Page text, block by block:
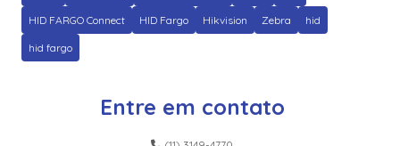
– P/ Central Ds-Pha64 Ax Hybrid
Modulo De Comunicacao Gprs Hikvision Ds-Pm2-G P/ Ax
Hybrid Pro
433Mhz – P/ Central Ds-Pha64 Ax Hybrid
Modulo Expansor Pgm (8 Saidas) Rs-485 Hikvision Ds-Pm-
HID FARGO Connect HID Fargo Hikvision Zebra hid
hid fargo
Entre em contato